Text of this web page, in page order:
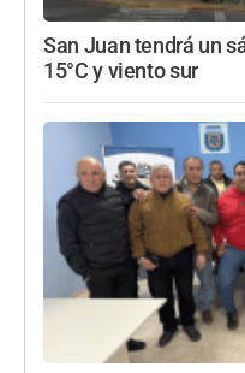
San Juan tendrá un
15°C y viento sur